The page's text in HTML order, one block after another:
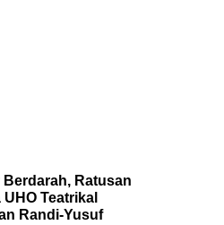
Ratusan
Teatrikal
Randi-Yusuf